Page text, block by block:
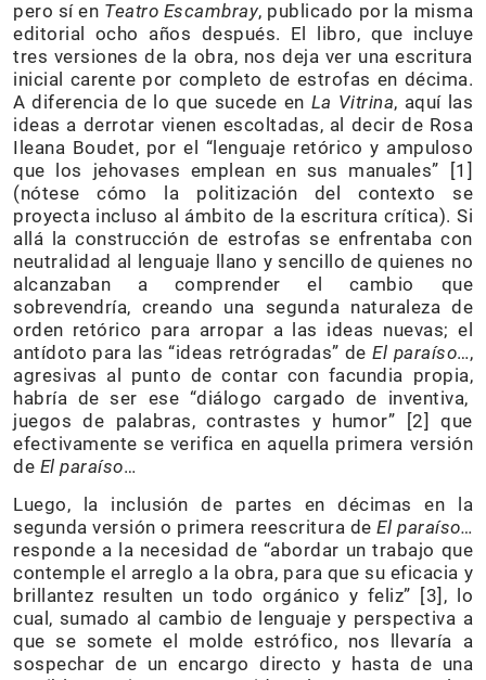
pero sí en Teatro Escambray, publicado por la misma
editorial ocho años después. El libro, que incluye
tres versiones de la obra, nos deja ver una escritura
inicial carente por completo de estrofas en décima.
A diferencia de lo que sucede en La Vitrina, aquí las
ideas a derrotar vienen escoltadas, al decir de Rosa
Ileana Boudet, por el “lenguaje retórico y ampuloso
que los jehovases emplean en sus manuales” [1]
(nótese cómo la politización del contexto se
proyecta incluso al ámbito de la escritura crítica). Si
allá la construcción de estrofas se enfrentaba con
neutralidad al lenguaje llano y sencillo de quienes no
alcanzaban a comprender el cambio que
sobrevendría, creando una segunda naturaleza de
orden retórico para arropar a las ideas nuevas; el
antídoto para las “ideas retrógradas” deEl paraíso…,
agresivas al punto de contar con facundia propia,
habría de ser ese “diálogo cargado de inventiva,
juegos de palabras, contrastes y humor” [2] que
efectivamente se verifica en aquella primera versión
de El paraíso…
Luego, la inclusión de partes en décimas en la
segunda versión o primera reescritura deEl paraíso…
responde a la necesidad de “abordar un trabajo que
contemple el arreglo a la obra, para que su eficacia y
brillantez resulten un todo orgánico y feliz” [3], lo
cual, sumado al cambio de lenguaje y perspectiva a
que se somete el molde estrófico, nos llevaría a
sospechar de un encargo directo y hasta de una